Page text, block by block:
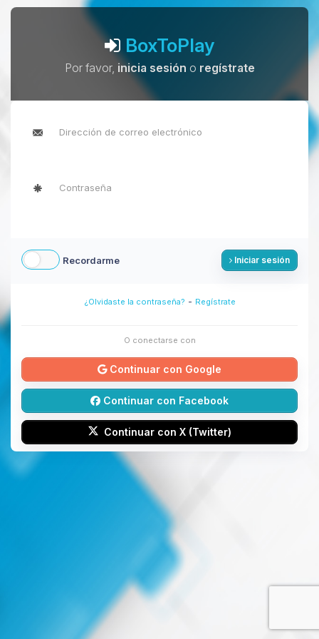
BoxToPlay
Por favor, inicia sesión o regístrate
Recordarme Iniciar sesión
¿Olvidaste la contraseña? - Regístrate
O conectarse con
Continuar con Google
Continuar con Facebook
Continuar con X (Twitter)